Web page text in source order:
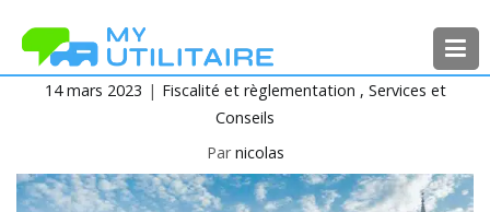
contenu
MyUtilitaire
Toute l’actualité des véhicules
14 mars 2023 Fiscalité et règlementation
Services et
Conseils
Parnicolas